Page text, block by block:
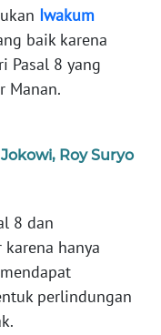
Iwakum
baik karena
Pasal 8 yang
Manan.
Roy Suryo
8 dan
hanya
perlindungan